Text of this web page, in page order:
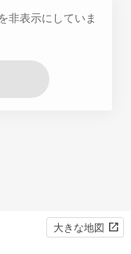
非表示にしていま
大きな地図